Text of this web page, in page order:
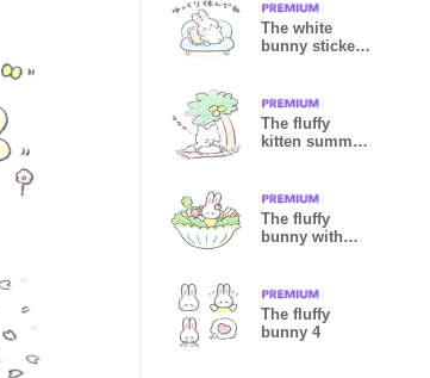
The white
bunny stickers
The fluffy
kitten summer
The fluffy
bunny with
The fluffy
bunny 4